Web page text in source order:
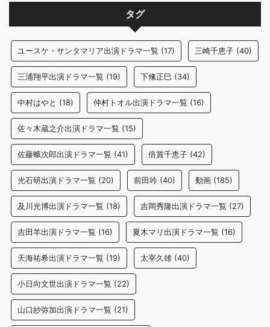
タグ
ユースケ・サンタマリア出演ドラマ一覧 (17) 三崎千恵子 (40)
三浦翔平出演ドラマ一覧 (19) 下絛正巳 (34)
中村はやと (18) 仲村トオル出演ドラマ一覧 (16)
佐々木蔵之介出演ドラマ一覧 (15)
佐藤蛾次郎出演ドラマ一覧 (41) 倍賞千恵子 (42)
光石研出演ドラマ一覧 (20) 前田吟 (40) 動画 (185)
及川光博出演ドラマ一覧 (18) 吉岡秀隆出演ドラマ一覧 (27)
吉田羊出演ドラマ一覧 (16) 夏木マリ出演ドラマ一覧 (16)
天海祐希出演ドラマ一覧 (19) 太宰久雄 (40)
小日向文世出演ドラマ一覧 (22)
山口紗弥加出演ドラマ一覧 (21)